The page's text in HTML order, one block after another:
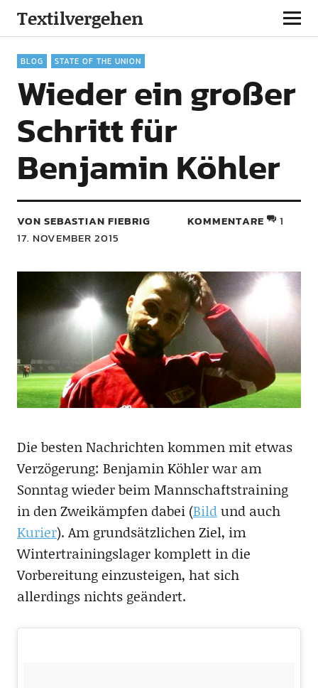
Textilvergehen
BLOG STATE OF THE UNION
Wieder ein großer
Schritt für
Benjamin Köhler
VON SEBASTIAN FIEBRIG
17. NOVEMBER 2015
KOMMENTARE 1
Die besten Nachrichten kommen mit etwas
Verzögerung: Benjamin Köhler war am
Sonntag wieder beim Mannschaftstraining
in den Zweikämpfen dabei (Bildund auch
Kurier). Am grundsätzlichen Ziel, im
Wintertrainingslager komplett in die
Vorbereitung einzusteigen, hat sich
allerdings nichts geändert.